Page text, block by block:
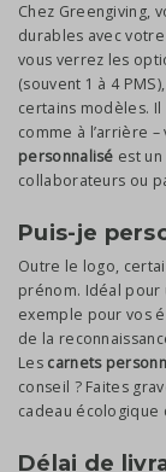
Chez Greengiving,
durables avec
vous verrez les
(souvent 1 à 4
certains modèles. Il
comme à l’arrière
personnalisé est
collaborateurs ou
Puis-je
Outre le logo,
prénom. Idéal pour
exemple pour vos
de la
Les carnets
conseil ? Faites
cadeau écologique
Délai de